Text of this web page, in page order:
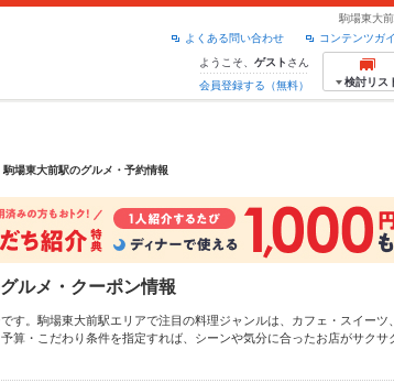
駒場東大
コンテンツガ
よくある問い合わせ
ようこそ、 ゲスト さん
会員登録する（無料）
検討リス
駒場東大前駅のグルメ・予約情報
ルメ・クーポン情報
す。駒場東大前駅エリアで注目の料理ジャンルは、 カフェ・スイーツ
算・こだわり条件を指定すれば、シーンや気分に合ったお店がサク
もチェックしてみてください。ホットペッパーグルメなら